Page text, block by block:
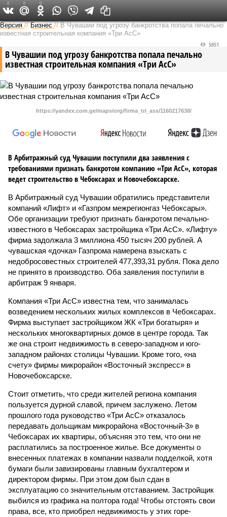
Версия в Чувашии
Версия //Бизнес //В Чувашии под угрозу банкротства попала печально
известная строительная компания «Три АсС»
В Чувашии под угрозу банкротства попала печально
известная строительная компания «Три АсС»
5051
https://yandex.com.ge/maps/org/firma_tri_ass/1160217638/
В Арбитражный суд Чувашии поступили два заявления с
требованиями признать банкротом компанию «Три АсС», которая
ведет строительство в Чебоксарах и Новочебоксарске.
В Арбитражный суд Чувашии обратились представители
компаний «Лифт» и «Газпром межрегионгаз Чебоксары».
Обе организации требуют признать банкротом печально-
известного в Чебоксарах застройщика «Три АсС». «Лифту»
фирма задолжала 3 миллиона 450 тысяч 200 рублей. А
чувашская «дочка» Газпрома намерена взыскать с
недобросовестных строителей 477,393,31 рубля. Пока дело
не принято в производство. Оба заявления поступили в
арбитраж 9 января.
Компания «Три АсС» известна тем, что занималась
возведением нескольких жилых комплексов в Чебоксарах.
Фирма выступает застройщиком ЖК «Три богатыря» и
нескольких многоквартирных домов в центре города. Так
же она строит недвижимость в северо-западном и юго-
западном районах столицы Чувашии. Кроме того, «на
счету» фирмы микрорайон «Восточный экспресс» в
Новочебоксарске.
Стоит отметить, что среди жителей региона компания
пользуется дурной славой, причем заслужено. Летом
прошлого года руководство «Три АсС» отказалось
передавать дольщикам микрорайона «Восточный-3» в
Чебоксарах их квартиры, объясняя это тем, что они не
расплатились за построенное жилье. Все документы о
внесенных платежах в компании назвали подделкой, хотя
бумаги были завизированы главным бухгалтером и
директором фирмы. При этом дом был сдан в
эксплуатацию со значительным отставанием. Застройщик
выбился из графика на полтора года! Чтобы отстоять свои
права, все, кто приобрел недвижимость у этих горе-
0 0 0